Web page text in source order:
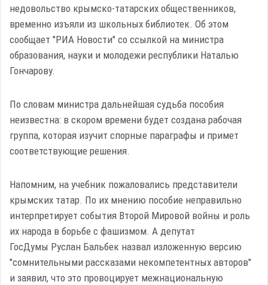
недовольство крымско-татарских общественников,
временно изъяли из школьных библиотек. Об этом
сообщает "РИА Новости" со ссылкой на министра
образования, науки и молодежи республики Наталью
Гончарову.
По словам министра дальнейшая судьба пособия
неизвестна: в скором времени будет создана рабочая
группа, которая изучит спорные параграфы и примет
соответствующие решения.
Напомним, на учебник пожаловались представители
крымских татар. По их мнению пособие неправильно
интерпретирует события Второй Мировой войны и роль
их народа в борьбе с фашизмом. А депутат
ГосДумы Руслан Бальбек назвал изложенную версию
"сомнительными рассказами некомпетентных авторов"
и заявил, что это провоцирует межнациональную